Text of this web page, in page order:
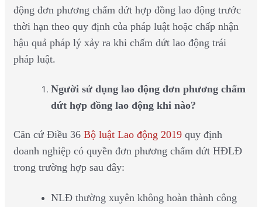
động đơn phương chấm dứt hợp đồng lao động trước
thời hạn theo quy định của pháp luật hoặc chấp nhận
hậu quả pháp lý xảy ra khi chấm dứt lao động trái
pháp luật.
Người sử dụng lao động đơn phương chấm
dứt hợp đồng lao động khi nào?
Căn cứ Điều 36 Bộ luật Lao động 2019quy định
doanh nghiệp có quyền đơn phương chấm dứt HĐLĐ
trong trường hợp sau đây:
NLĐ thường xuyên không hoàn thành công